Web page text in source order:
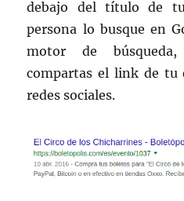
debajo del título de
persona lo busque en
motor de
compartas el link de tu
redes sociales.